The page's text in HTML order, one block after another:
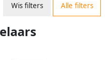
Wis filters Alle filters